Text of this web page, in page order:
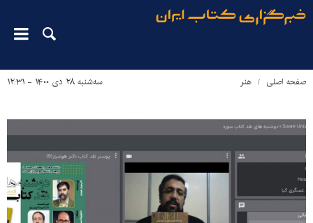
صفحه اصلی هنر سه‌شنبه ۲۸ دی ۱۴۰۰ - ۱۲:۳۱